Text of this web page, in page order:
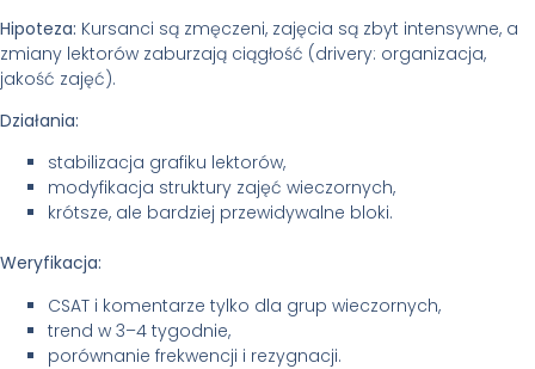
Hipoteza: Kursanci są zmęczeni, zajęcia są zbyt intensywne, a
zmiany lektorów zaburzają ciągłość (drivery: organizacja,
jakość zajęć).
Działania:
stabilizacja grafiku lektorów,
modyfikacja struktury zajęć wieczornych,
krótsze, ale bardziej przewidywalne bloki.
Weryfikacja:
CSAT i komentarze tylko dla grup wieczornych,
trend w 3–4 tygodnie,
porównanie frekwencji i rezygnacji.